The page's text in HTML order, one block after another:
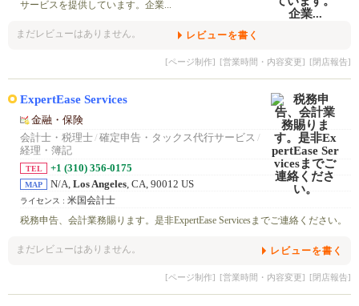
サービスを提供しています。企業...
まだレビューはありません。 レビューを書く
[ページ制作] [営業時間・内容変更] [閉店報告]
ExpertEase Services
金融・保険
会計士・税理士/ 確定申告・タックス代行サービス /
経理・簿記
TEL +1 (310) 356-0175
MAP N/A, Los Angeles, CA, 90012 US
ライセンス : 米国会計士
税務申告、会計業務賜ります。是非ExpertEase Servicesまでご連絡ください。
まだレビューはありません。 レビューを書く
[ページ制作] [営業時間・内容変更] [閉店報告]